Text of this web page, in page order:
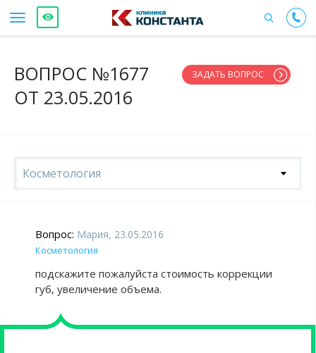
ВОПРОС №1677
ОТ 23.05.2016
ЗАДАТЬ ВОПРОС
Косметология
Вопрос: Мария, 23.05.2016
Косметология
подскажите пожалуйста стоимость коррекции
губ, увеличение объема.